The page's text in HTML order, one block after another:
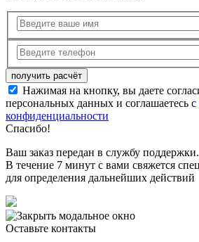
Нажимая на кнопку, вы даете
персональных данных и соглашаетесь с
конфиденциальности
Спасибо!
Ваш заказ передан в службу поддержки.
В течение 7 минут с вами свяжется
для определения дальнейших действий
Оставьте контакты